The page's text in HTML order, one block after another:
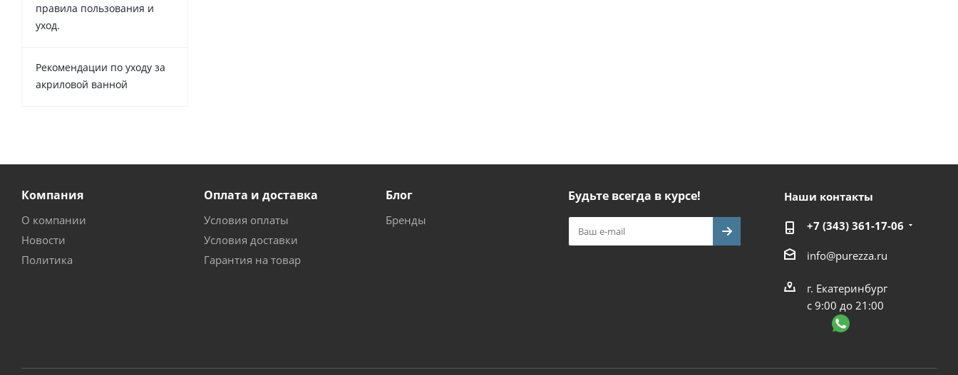
правила пользования и
уход.
Рекомендации по уходу за
акриловой ванной
Компания
О компании
Новости
Политика
Оплата и доставка
Условия оплаты
Условия доставки
Гарантия на товар
Блог
Бренды
Будьте всегда в курсе! Наши контакты
+7 (343) 361-17-06
info@purezza.ru
г. Екатеринбург
с 9:00 до 21:00